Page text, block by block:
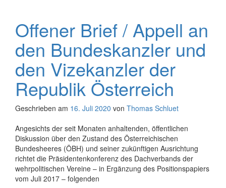
Offener Brief / Appell an
den Bundeskanzler und
den Vizekanzler der
Republik Österreich
Geschrieben am 16. Juli 2020 von Thomas Schluet
Angesichts der seit Monaten anhaltenden, öffentlichen
Diskussion über den Zustand des Österreichischen
Bundesheeres (ÖBH) und seiner zukünftigen Ausrichtung
richtet die Präsidentenkonferenz des Dachverbands der
wehrpolitischen Vereine – in Ergänzung des Positionspapiers
vom Juli 2017 – folgenden